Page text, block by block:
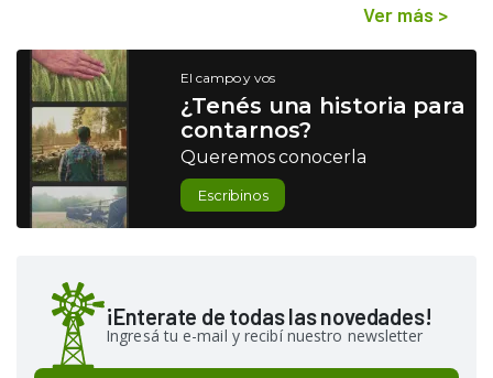
Ver más >
El campo y vos
¿Tenés una historia para
contarnos?
Queremos conocerla
Escribinos
¡Enterate de todas las novedades!
Ingresá tu e-mail y recibí nuestro newsletter